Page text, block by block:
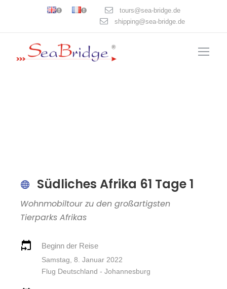
tours@sea-bridge.de
shipping@sea-bridge.de
Südliches Afrika 61 Tage 1
Wohnmobiltour zu den großartigsten
Tierparks Afrikas
Beginn der Reise
Samstag, 8. Januar 2022
Flug Deutschland - Johannesburg